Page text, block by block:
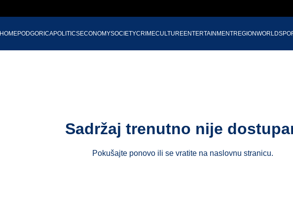
HOMEPODGORICAPOLITICSECONOMYSOCIETYCRIMECULTUREENTERTAINMENTREGIONWORLD
Sadržaj trenutno nije
Pokušajte ponovo ili se vratite na naslovnu stranicu.